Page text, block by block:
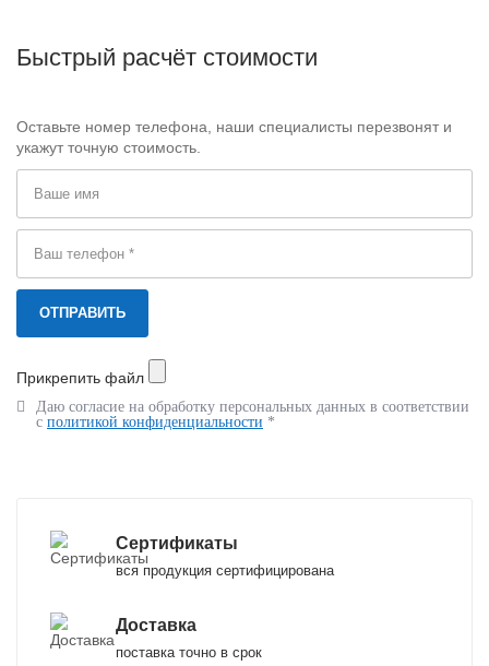
Быстрый расчёт стоимости
Оставьте номер телефона, наши специалисты перезвонят и
укажут точную стоимость.
Прикрепить файл
Даю согласие на обработку персональных данных в соответствии
с политикой конфиденциальности *
Сертификаты
вся продукция сертифицирована
Доставка
поставка точно в срок